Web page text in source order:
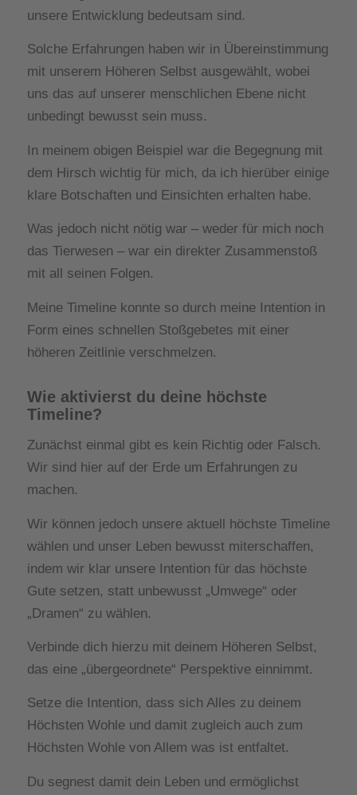
unsere Entwicklung bedeutsam sind.
Solche Erfahrungen haben wir in Übereinstimmung
mit unserem Höheren Selbst ausgewählt, wobei
uns das auf unserer menschlichen Ebene nicht
unbedingt bewusst sein muss.
In meinem obigen Beispiel war die Begegnung mit
dem Hirsch wichtig für mich, da ich hierüber einige
klare Botschaften und Einsichten erhalten habe.
Was jedoch nicht nötig war – weder für mich noch
das Tierwesen – war ein direkter Zusammenstoß
mit all seinen Folgen.
Meine Timeline konnte so durch meine Intention in
Form eines schnellen Stoßgebetes mit einer
höheren Zeitlinie verschmelzen.
Wie aktivierst du deine höchste
Timeline?
Zunächst einmal gibt es kein Richtig oder Falsch.
Wir sind hier auf der Erde um Erfahrungen zu
machen.
Wir können jedoch unsere aktuell höchste Timeline
wählen und unser Leben bewusst miterschaffen,
indem wir klar unsere Intention für das höchste
Gute setzen, statt unbewusst „Umwege“ oder
„Dramen“ zu wählen.
Verbinde dich hierzu mit deinem Höheren Selbst,
das eine „übergeordnete“ Perspektive einnimmt.
Setze die Intention, dass sich Alles zu deinem
Höchsten Wohle und damit zugleich auch zum
Höchsten Wohle von Allem was ist entfaltet.
Du segnest damit dein Leben und ermöglichst